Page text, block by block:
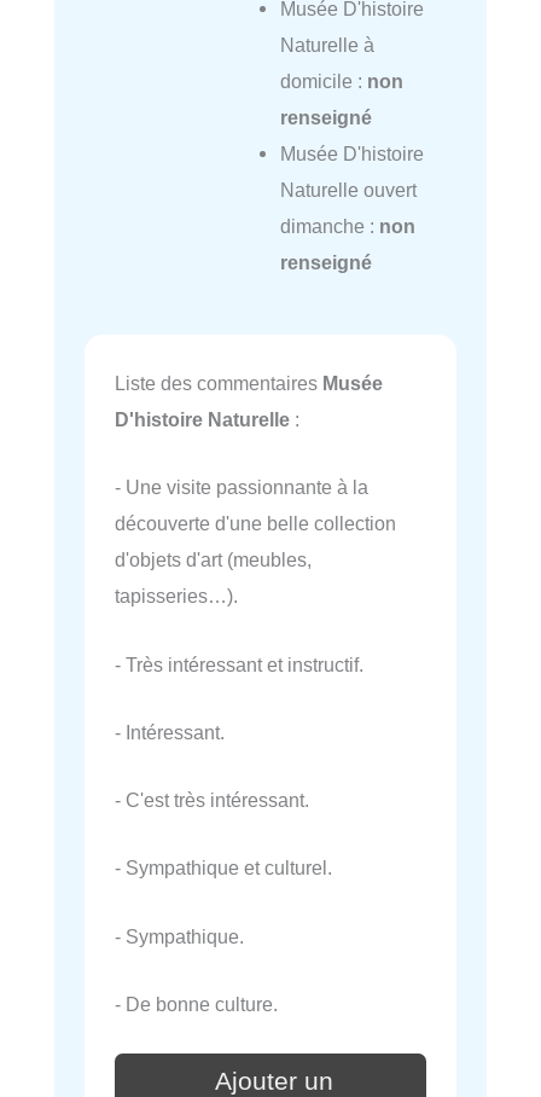
Musée D'histoire
Naturelle à
domicile : non
renseigné
Musée D'histoire
Naturelle ouvert
dimanche : non
renseigné
Liste des commentaires Musée
D'histoire Naturelle :
- Une visite passionnante à la
découverte d'une belle collection
d'objets d'art (meubles,
tapisseries…).
- Très intéressant et instructif.
- Intéressant.
- C'est très intéressant.
- Sympathique et culturel.
- Sympathique.
- De bonne culture.
Ajouter un